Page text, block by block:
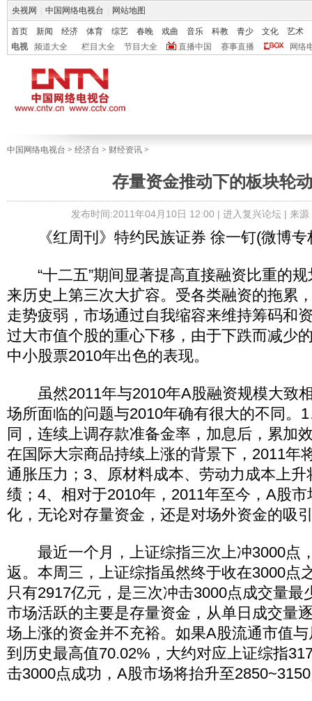
央视网 中国网络电视台 网站地图
首页 新闻 经济 体育 综艺 春晚 戏曲 音乐 科教 青少 文化
艺术
电视
频道大全 栏目大全 节目大全 直播中国 赛事直播 网络
中国网络电视台 > 经济台 > 财经资讯 >
存量资金推动下的板块轮
发布时间:2011年04月10日 12:00 | 进入复兴论坛| 来源
《红周刊》特约民族证券 徐一钉(微博专
“十二五”期间显著提高直接融资比重的规
来历史上第三次大扩容。受各类融资的拖累
走势疲弱，市场通过自我缩容来维持筹码和
过大市值个股的重心下移，由于下跌而减少
中小股票2010年出色的表现。
虽然2011年与2010年A股融资规模大致
场所面临的问题与2010年确有很大的不同。
同，连续上调存款准备金率，加息后，累加
在国际大宗商品持续上涨的背景下，2011年
通胀压力；3、原材料成本、劳动力成本上
绩；4、相对于2010年，2011年至今，A股
化，无论对存量资金，还是对场外资金的吸
最近一个月，上证综指三次上冲3000点
返。本周三，上证综指虽然终于收在3000点
只有2917亿元，是三次冲击3000点成交量最
市场活跃的主要是存量资金，从单日成交量
场上涨的资金并不充裕。如果A股流通市值
到历史最高值70.02%，大约对应上证综指
击3000点成功，A股市场将抬升至